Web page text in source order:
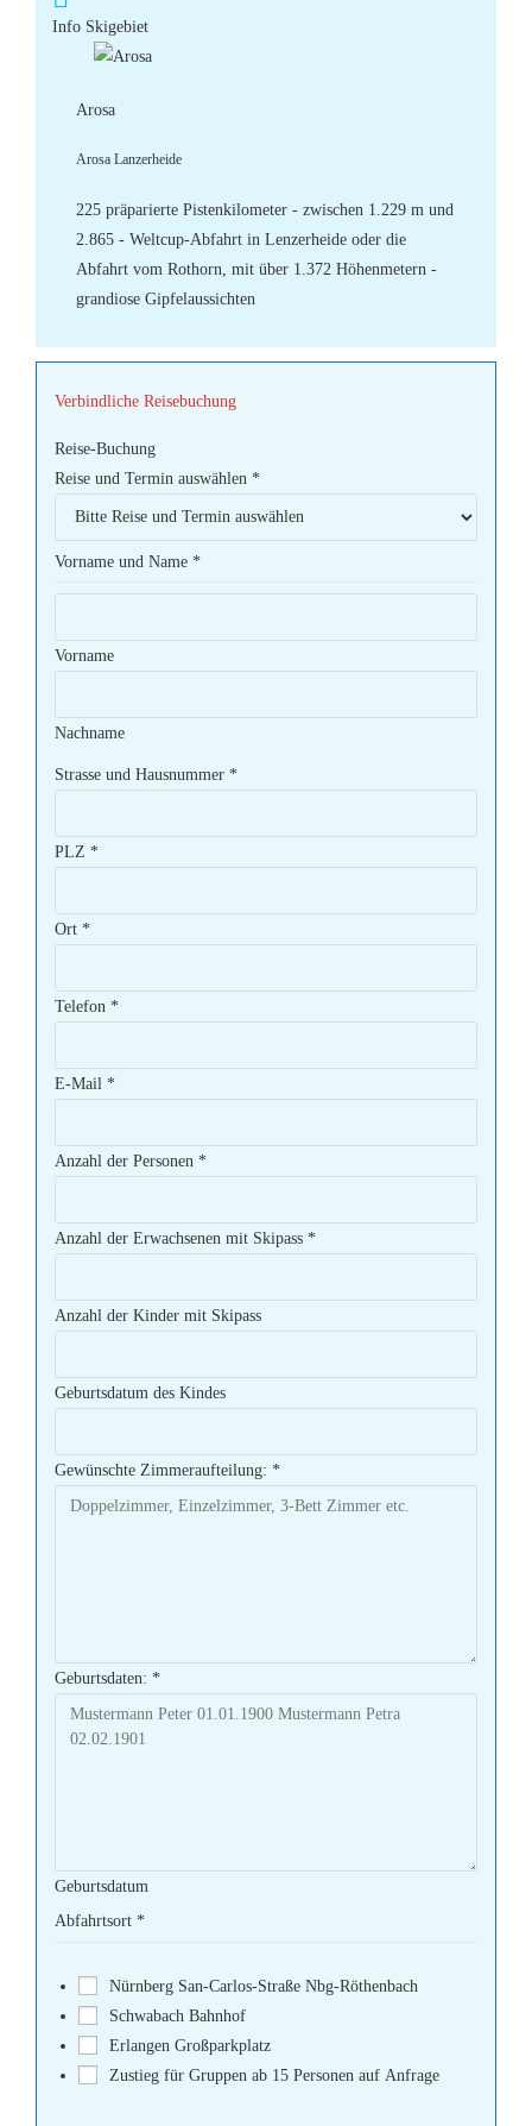
Info Skigebiet
Arosa
Arosa Lanzerheide
225 präparierte Pistenkilometer - zwischen 1.229 m und
2.865 - Weltcup-Abfahrt in Lenzerheide oder die
Abfahrt vom Rothorn, mit über 1.372 Höhenmetern -
grandiose Gipfelaussichten
Verbindliche Reisebuchung
Reise-Buchung
Reise und Termin auswählen *
Vorname und Name *
Vorname
Nachname
Strasse und Hausnummer *
PLZ *
Ort *
Telefon *
E-Mail *
Anzahl der Personen *
Anzahl der Erwachsenen mit Skipass *
Anzahl der Kinder mit Skipass
Geburtsdatum des Kindes
Gewünschte Zimmeraufteilung: *
Geburtsdaten: *
Geburtsdatum
Abfahrtsort *
Nürnberg San-Carlos-Straße Nbg-Röthenbach
Schwabach Bahnhof
Erlangen Großparkplatz
Zustieg für Gruppen ab 15 Personen auf Anfrage